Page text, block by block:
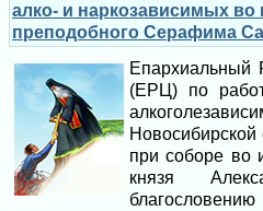
алко- и наркозависимых во
преподобного Серафима
Епархиальный
(ЕРЦ) по
при соборе во
князя
благословению